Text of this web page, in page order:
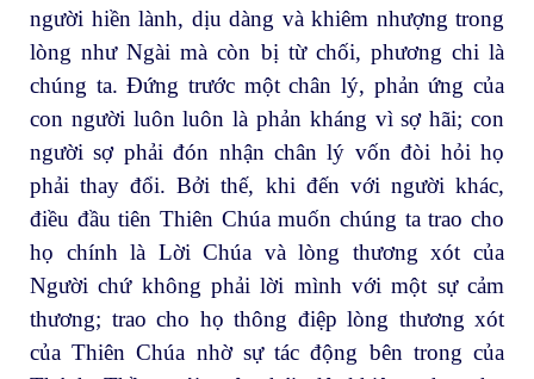
người hiền lành, dịu dàng và khiêm nhượng trong
lòng như Ngài mà còn bị từ chối, phương chi là
chúng ta. Đứng trước một chân lý, phản ứng của
con người luôn luôn là phản kháng vì sợ hãi; con
người sợ phải đón nhận chân lý vốn đòi hỏi họ
phải thay đổi. Bởi thế, khi đến với người khác,
điều đầu tiên Thiên Chúa muốn chúng ta trao cho
họ chính là Lời Chúa và lòng thương xót của
Người chứ không phải lời mình với một sự cảm
thương; trao cho họ thông điệp lòng thương xót
của Thiên Chúa nhờ sự tác động bên trong của